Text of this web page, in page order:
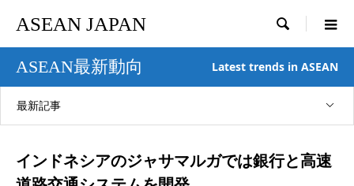
ASEAN JAPAN 
ASEAN最新動向 Latest trends in ASEAN
最新記事
インドネシアのジャサマルガでは銀行と高速